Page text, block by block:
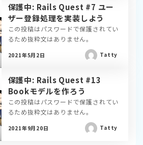
保護中: Rails Quest #7 ユー
ザー登録処理を実装しよう
この投稿はパスワードで保護されてい
るため抜粋文はありません。
Tatty
2021年5月2日
保護中: Rails Quest #13
Bookモデルを作ろう
この投稿はパスワードで保護されてい
るため抜粋文はありません。
Tatty
2021年9月20日